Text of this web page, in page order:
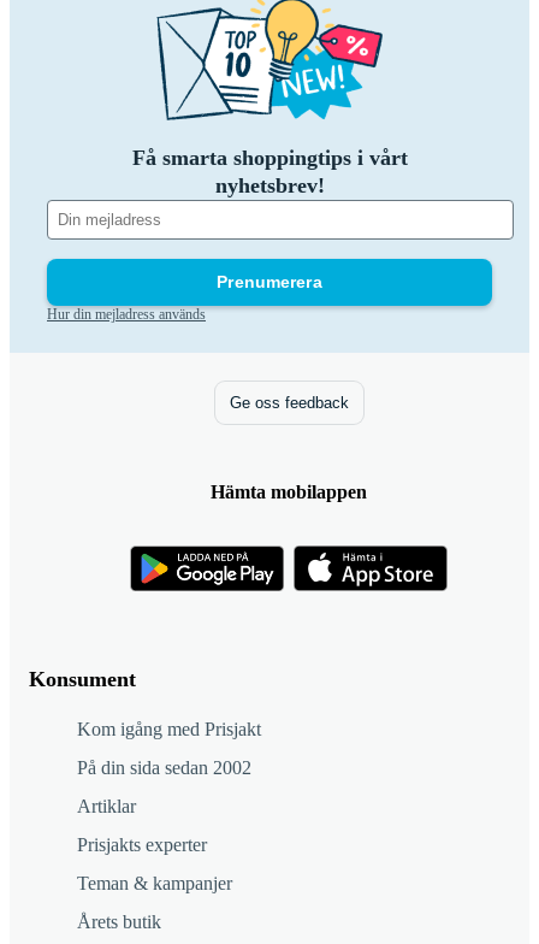
Få smarta shoppingtips i vårt
nyhetsbrev!
Prenumerera
Hur din mejladress används
Konsument
Kom igång med Prisjakt
På din sida sedan 2002
Artiklar
Prisjakts experter
Teman & kampanjer
Årets butik
Ge oss feedback
Hämta mobilappen